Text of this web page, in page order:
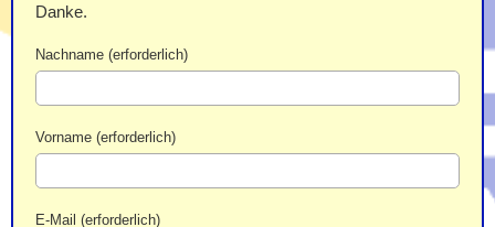
Danke.
Nachname (erforderlich)
Vorname (erforderlich)
E-Mail (erforderlich)